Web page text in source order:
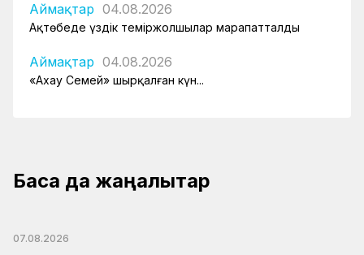
Аймақтар 04.08.2026
Ақтөбеде үздік теміржолшылар марапатталды
Аймақтар 04.08.2026
«Ахау Семей» шырқалған күн...
Басқа да жаңалықтар
07.08.2026